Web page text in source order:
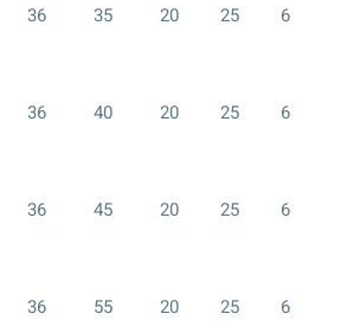
36 35 20 25 6
36 40 20 25 6
36 45 20 25 6
36 55 20 25 6